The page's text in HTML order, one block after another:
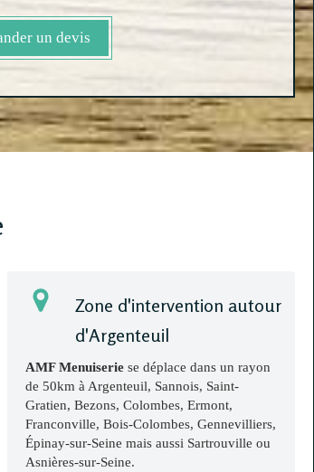
un devis
Zone d'intervention autour
d'Argenteuil
AMF Menuiserie se déplace dans un rayon
de 50km à Argenteuil, Sannois, Saint-
Gratien, Bezons, Colombes, Ermont,
Franconville, Bois-Colombes, Gennevilliers,
Épinay-sur-Seine mais aussi Sartrouville ou
Asnières-sur-Seine.